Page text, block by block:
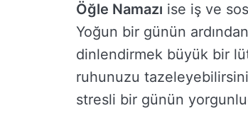
Öğle Namazı ise iş ve
Yoğun bir günün
dinlendirmek büyük bir
ruhunuzu
stresli bir günün